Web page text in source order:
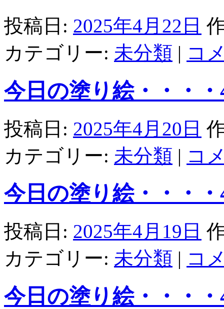
投稿日: 2025年4月22日
カテゴリー: 未分類 | コ
今日の塗り絵・・・・
投稿日: 2025年4月20日
カテゴリー: 未分類 | コ
今日の塗り絵・・・・
投稿日: 2025年4月19日
カテゴリー: 未分類 | コ
今日の塗り絵・・・・